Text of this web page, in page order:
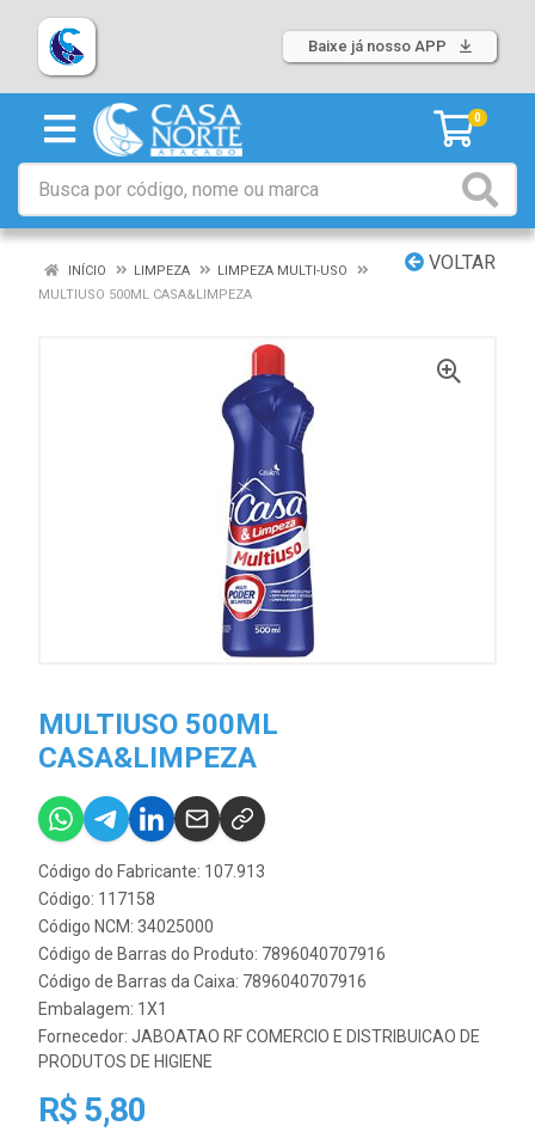
Baixe já nosso APP
0
VOLTAR
INÍCIO LIMPEZA
LIMPEZA MULTI-USO
MULTIUSO 500ML CASA&LIMPEZA
MULTIUSO 500ML
CASA&LIMPEZA
Código do Fabricante: 107.913
Código: 117158
Código NCM: 34025000
Código de Barras do Produto: 7896040707916
Código de Barras da Caixa: 7896040707916
Embalagem: 1X1
Fornecedor: JABOATAO RF COMERCIO E DISTRIBUICAO DE
PRODUTOS DE HIGIENE
R$ 5,80